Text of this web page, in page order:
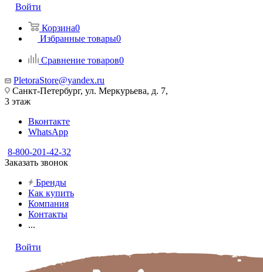
Войти
Корзина0
Избранные товары0
Сравнение товаров0
PletoraStore@yandex.ru
Санкт-Петербург, ул. Меркурьева, д. 7,
3 этаж
Вконтакте
WhatsApp
8-800-201-42-32
Заказать звонок
Бренды
Как купить
Компания
Контакты
...
Войти